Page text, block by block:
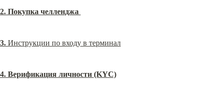
2. Покупка челленджа
3. Инструкции по входу в терминал
4. Верификация личности (KYC)